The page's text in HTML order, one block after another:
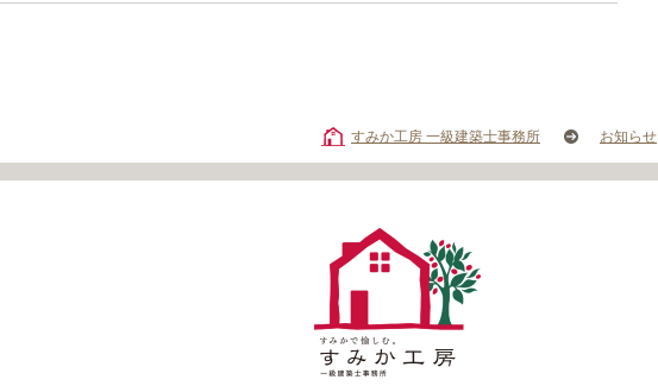
すみか工房 一級建築士事務所 お知らせ